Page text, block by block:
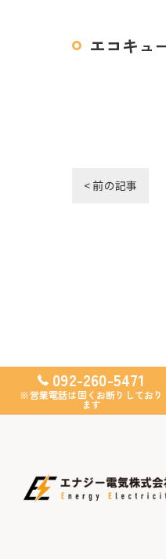
エコキュ
< 前の記事
092-260-5471
※営業電話は固くお断りしており
ます